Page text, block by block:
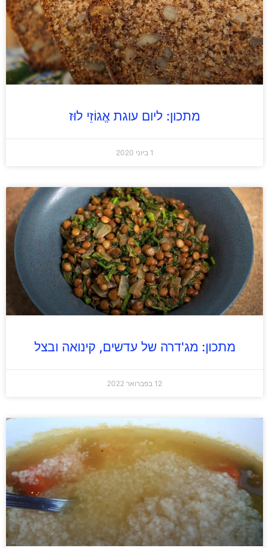
מתכון: ליום עוגת אֱגוֹזֵי לוּז
1 ביוני 2020
מתכון: מג'דרה של עדשים, קינואה ובצל
12 בפברואר 2022